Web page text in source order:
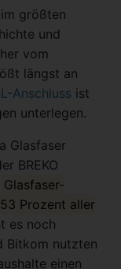
größten
und
vom
längst an
Anschluss ist
unterlegen.
Glasfaser
BREKO
Glasfaser-
Prozent aller
es noch
Bitkom nutzten
einen